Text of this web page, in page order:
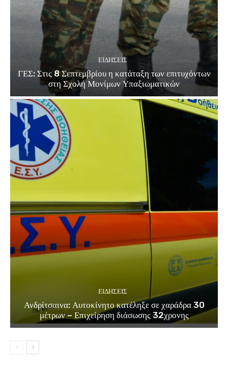
ΕΙΔΗΣΕΙΣ
ΓΕΣ: Στις 8 Σεπτεμβρίου η κατάταξη των επιτυχόντων
στη Σχολή Μονίμων Υπαξιωματικών
ΕΙΔΗΣΕΙΣ
Ανδρίτσαινα: Αυτοκίνητο κατέληξε σε χαράδρα 30
μέτρων – Επιχείρηση διάσωσης 32χρονης